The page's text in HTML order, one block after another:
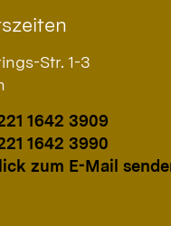
Str. 1-3
1642 3909
1642 3990
zum E-Mail